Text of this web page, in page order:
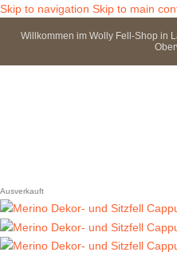
Skip to navigation Skip to main
Willkommen im Wolly Fell-Shop in
Ausverkauft